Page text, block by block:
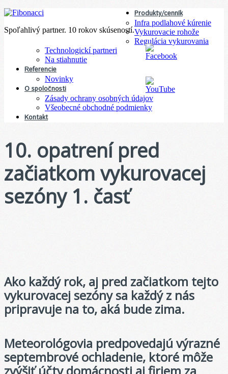
Spoľahlivý partner. 10 rokov skúseností.
Produkty/cenník
Infra podlahové kúrenie
Vykurovacie rohože
Regulácia vykurovania
Technologickí partneri
Na stiahnutie
Referencie
Novinky
O spoločnosti
Zásady ochrany osobných údajov
Všeobecné obchodné podmienky
Kontakt
10. opatrení pred
začiatkom vykurovacej
sezóny 1. časť
Ako každý rok, aj pred začiatkom tejto
vykurovacej sezóny sa každý z nás
pripravuje na to, aká bude zima.
Meteorológovia predpovedajú výrazné
septembrové ochladenie, ktoré môže